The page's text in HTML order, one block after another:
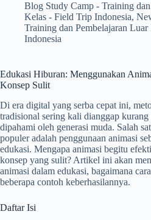
Blog Study Camp - Training
Kelas - Field Trip Indonesia,
Training dan Pembelajaran
Indonesia
Edukasi Hiburan: Menggunakan
Konsep Sulit
Di era digital yang serba cepat ini,
tradisional sering kali dianggap
dipahami oleh generasi muda. Salah
populer adalah penggunaan animasi
edukasi. Mengapa animasi begitu
konsep yang sulit? Artikel ini akan
animasi dalam edukasi, bagaimana
beberapa contoh keberhasilannya.
Daftar Isi